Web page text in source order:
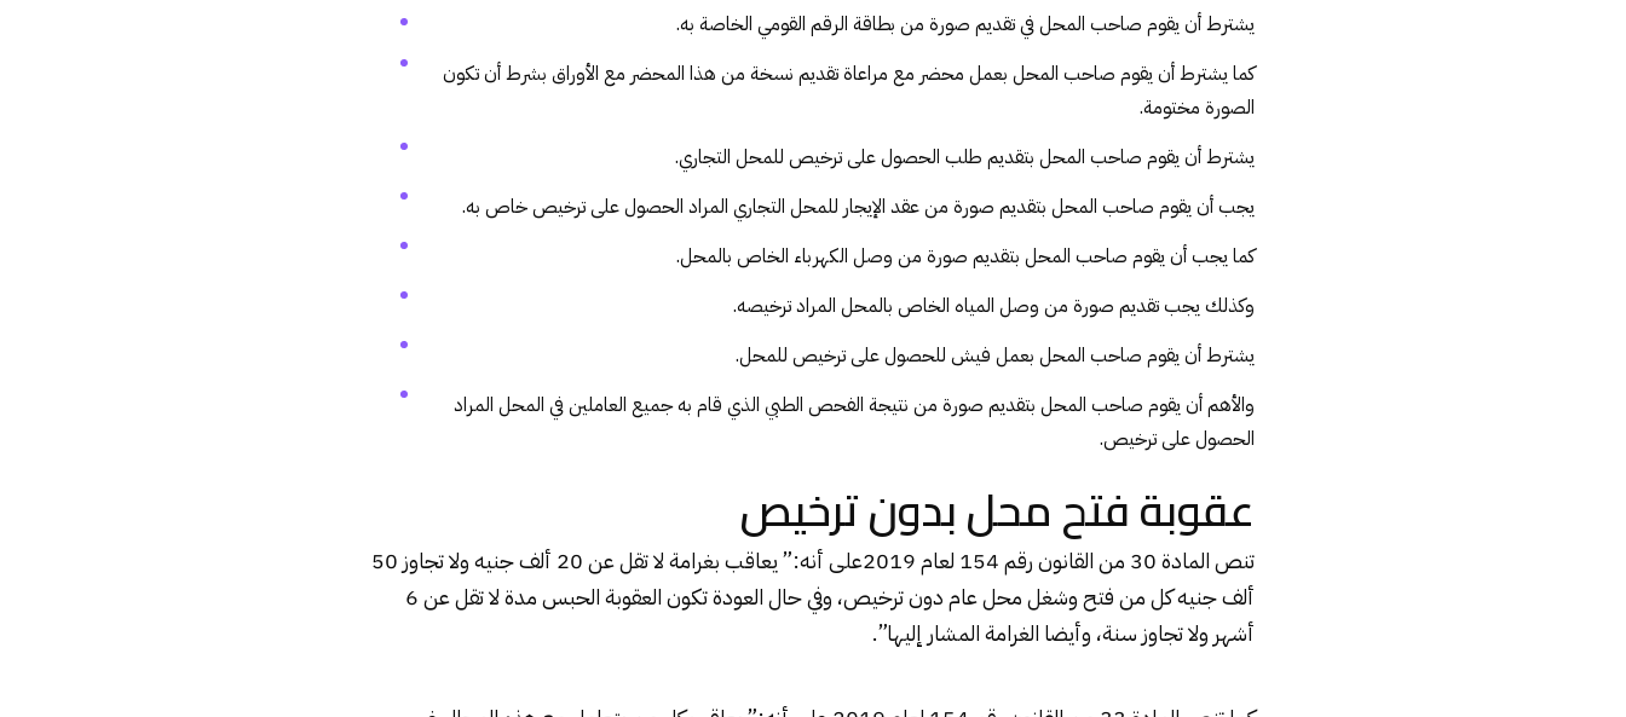
يشترط أن يقوم صاحب المحل في تقديم صورة من بطاقة الرقم القومي الخاصة به.
كما يشترط أن يقوم صاحب المحل بعمل محضر مع مراعاة تقديم نسخة من هذا المحضر مع الأوراق بشرط أن تكون
الصورة مختومة.
يشترط أن يقوم صاحب المحل بتقديم طلب الحصول على ترخيص للمحل التجاري.
يجب أن يقوم صاحب المحل بتقديم صورة من عقد الإيجار للمحل التجاري المراد الحصول على ترخيص خاص به.
كما يجب أن يقوم صاحب المحل بتقديم صورة من وصل الكهرباء الخاص بالمحل.
وكذلك يجب تقديم صورة من وصل المياه الخاص بالمحل المراد ترخيصه.
يشترط أن يقوم صاحب المحل بعمل فيش للحصول على ترخيص للمحل.
والأهم أن يقوم صاحب المحل بتقديم صورة من نتيجة الفحص الطبي الذي قام به جميع العاملين في المحل المراد
الحصول على ترخيص.
عقوبة فتح محل بدون ترخيص
تنص المادة 30 من القانون رقم 154 لعام 2019على أنه:” يعاقب بغرامة لا تقل عن 20 ألف جنيه ولا تجاوز 50
ألف جنيه كل من فتح وشغل محل عام دون ترخيص، وفي حال العودة تكون العقوبة الحبس مدة لا تقل عن 6
أشهر ولا تجاوز سنة، وأيضا الغرامة المشار إليها”.